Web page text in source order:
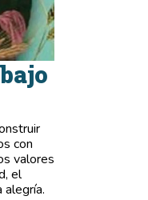
con
valores
el
alegría.